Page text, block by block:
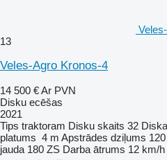
13
Veles-Agro Kronos-4
14 500 €Ar PVN
Disku ecēšas
2021
Tips traktoram Disku skaits 32
platums 4 m Apstrādes dziļums
jauda 180 ZS Darba ātrums 12 km/h